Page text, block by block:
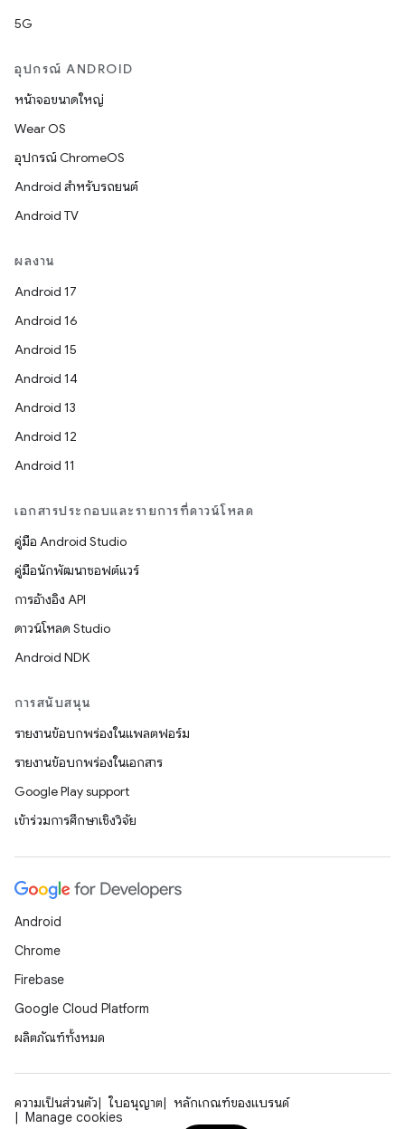
5G
อุปกรณ์ ANDROID
หน้าจอขนาดใหญ่
Wear OS
อุปกรณ์ ChromeOS
Android สำหรับรถยนต์
Android TV
ผลงาน
Android 17
Android 16
Android 15
Android 14
Android 13
Android 12
Android 11
เอกสารประกอบและรายการที่ดาวน์โหลด
คู่มือ Android Studio
คู่มือนักพัฒนาซอฟต์แวร์
การอ้างอิง API
ดาวน์โหลด Studio
Android NDK
การสนับสนุน
รายงานข้อบกพร่องในแพลตฟอร์ม
รายงานข้อบกพร่องในเอกสาร
Google Play support
เข้าร่วมการศึกษาเชิงวิจัย
Android
Chrome
Firebase
Google Cloud Platform
ผลิตภัณฑ์ทั้งหมด
ความเป็นส่วนตัว ใบอนุญาต
หลักเกณฑ์ของแบรนด์
Manage cookies